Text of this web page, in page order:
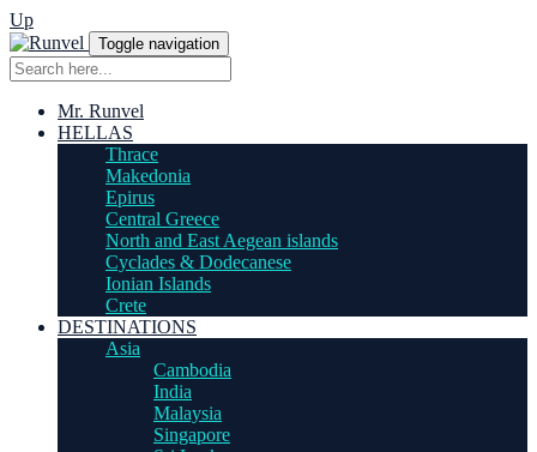
Up
Toggle navigation
Mr. Runvel
HELLAS
Thrace
Makedonia
Epirus
Central Greece
North and East Aegean islands
Cyclades & Dodecanese
Ionian Islands
Crete
DESTINATIONS
Asia
Cambodia
India
Malaysia
Singapore